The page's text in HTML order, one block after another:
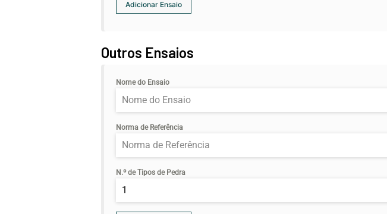
Outros Ensaios
Nome do Ensaio
Norma de Referência
N.º de Tipos de Pedra